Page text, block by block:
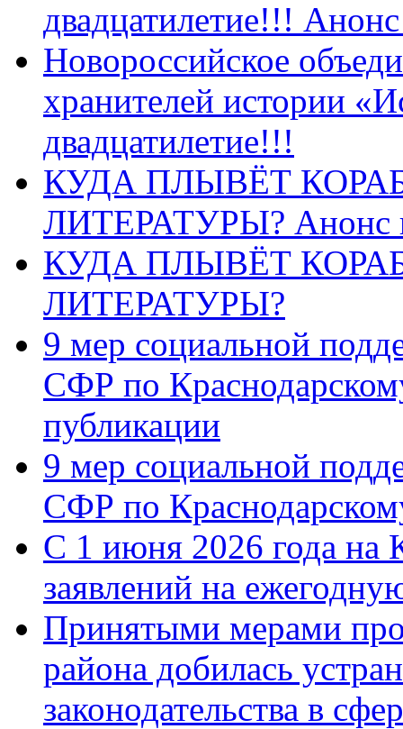
двадцатилетие!!!
Новороссийское
хранителей истории
двадцатилетие!!!
КУДА ПЛЫВЁТ
ЛИТЕРАТУРЫ? Анонс
КУДА ПЛЫВЁТ
ЛИТЕРАТУРЫ?
9 мер социальной
СФР по
публикации
9 мер социальной
СФР по
С 1 июня 2026 года на
заявлений на
Принятыми мерами
района добилась
законодательства в